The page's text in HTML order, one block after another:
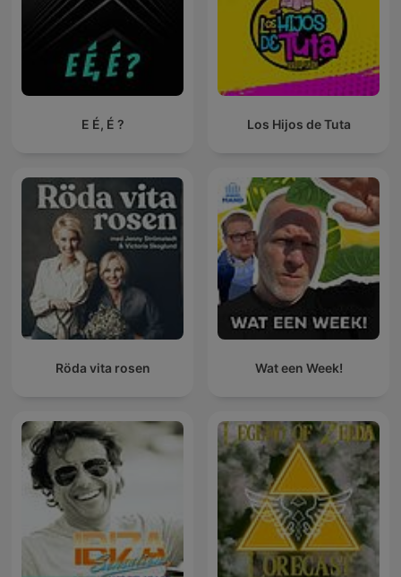
E É, É ? Los Hijos de Tuta
Röda vita rosen Wat een Week!